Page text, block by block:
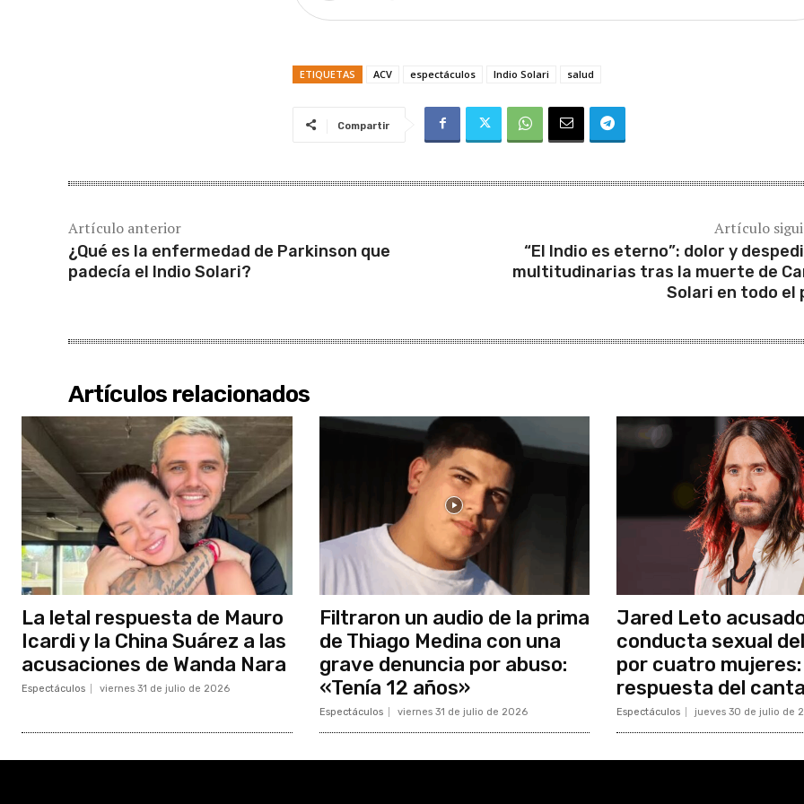
ETIQUETAS ACV espectáculos Indio Solari salud
Compartir
Artículo anterior
¿Qué es la enfermedad de Parkinson que
padecía el Indio Solari?
Artículo
“El Indio es eterno”: dolor y
multitudinarias tras la muerte de
Solari en todo el
Artículos relacionados
La letal respuesta de Mauro
Icardi y la China Suárez a las
acusaciones de Wanda Nara
Espectáculos viernes 31 de julio de 2026
Filtraron un audio de la prima
de Thiago Medina con una
grave denuncia por abuso:
«Tenía 12 años»
Espectáculos viernes 31 de julio de 2026
Jared Leto
conducta sexual
por cuatro mujeres:
respuesta del
Espectáculos jueves 30 de julio de